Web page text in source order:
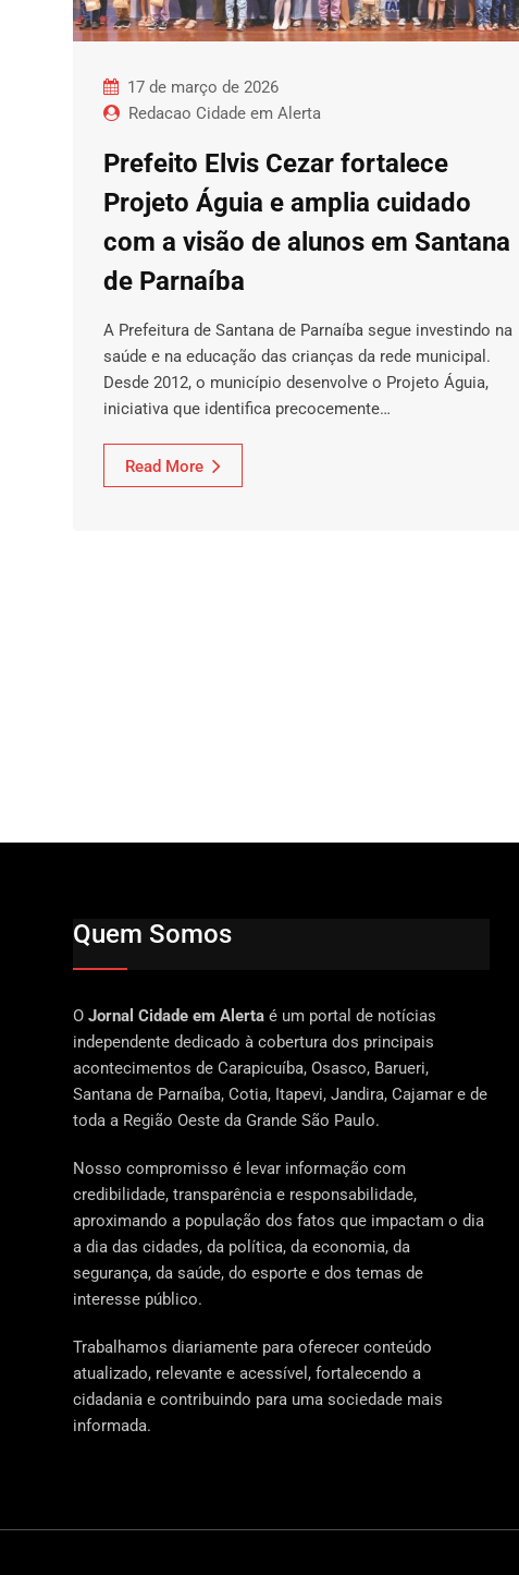
17 de março de 2026
Redacao Cidade em Alerta
Prefeito Elvis Cezar fortalece
Projeto Águia e amplia cuidado
com a visão de alunos em Santana
de Parnaíba
A Prefeitura de Santana de Parnaíba segue investindo na
saúde e na educação das crianças da rede municipal.
Desde 2012, o município desenvolve o Projeto Águia,
iniciativa que identifica precocemente…
Read More
Quem Somos
O Jornal Cidade em Alerta é um portal de notícias
independente dedicado à cobertura dos principais
acontecimentos de Carapicuíba, Osasco, Barueri,
Santana de Parnaíba, Cotia, Itapevi, Jandira, Cajamar e de
toda a Região Oeste da Grande São Paulo.
Nosso compromisso é levar informação com
credibilidade, transparência e responsabilidade,
aproximando a população dos fatos que impactam o dia
a dia das cidades, da política, da economia, da
segurança, da saúde, do esporte e dos temas de
interesse público.
Trabalhamos diariamente para oferecer conteúdo
atualizado, relevante e acessível, fortalecendo a
cidadania e contribuindo para uma sociedade mais
informada.